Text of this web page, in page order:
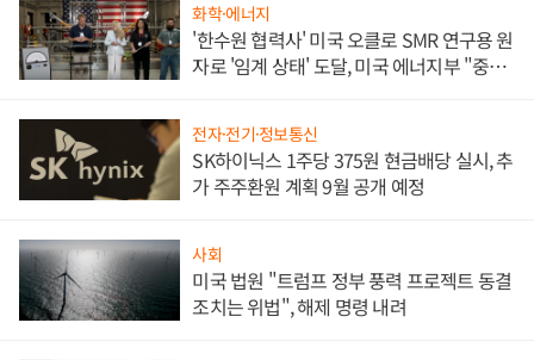
화학·에너지
'한수원 협력사' 미국 오클로 SMR 연구용 원
자로 '임계 상태' 도달, 미국 에너지부 "중요
전자·전기·정보통신
SK하이닉스 1주당 375원 현금배당 실시, 추
가 주주환원 계획 9월 공개 예정
사회
미국 법원 "트럼프 정부 풍력 프로젝트 동결
조치는 위법", 해제 명령 내려